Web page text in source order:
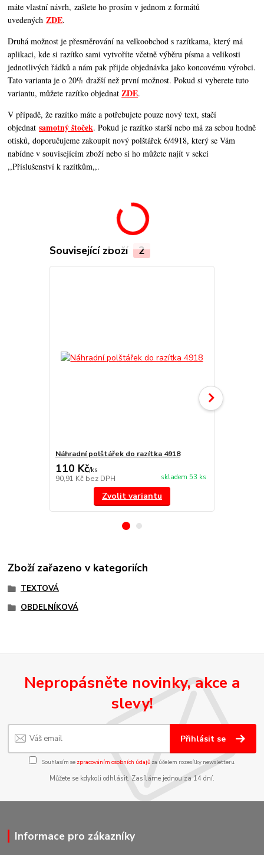
máte vlastní návrh, zašlete ho prosím v jednom z formátů
uvedenýchZDE.
Druhá možnost je přesměrování na velkoobchod s razítkama, který má
aplikaci, kde si razítko sami vytvoříte včetně výběru písma a velikosti
jednotlivých řádků a nám pak přijde objednávka jako koncovému výrobci.
Tato varianta je o 20% dražší než první možnost. Pokud si vyberete tuto
variantu, můžete razítko objednatZDE.
V případě, že razítko máte a potřebujete pouze nový text, stačí
objednatsamotný štoček. Pokud je razítko starší nebo má za sebou hodně
otisků, doporučujeme zakoupit nový polštářek 6/4918, který se Vám
nabídne v souvisejícím zboží nebo si ho můžete najít v sekci
,,Příslušenství k razítkům,,.
Související zboží 2
Náhradní polštářek do razítka 4918
110 Kč/ks
90,91 Kč bez DPH skladem 53 ks
Zvolit variantu
Zboží zařazeno v kategoriích
TEXTOVÁ
OBDELNÍKOVÁ
Nepropásněte novinky, akce a
slevy!
Přihlásit se
Souhlasím se zpracováním osobních údajůza účelem rozesílky newsletteru.
Můžete se kdykoli odhlásit. Zasíláme jednou za 14 dní.
Informace pro zákazníky